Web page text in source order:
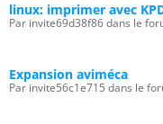
linux: imprimer avec
Par invite69d38f86 dans le
Expansion aviméca
Par invite56c1e715 dans le